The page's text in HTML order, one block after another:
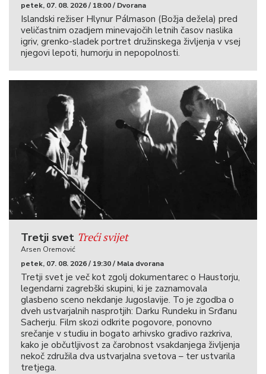
petek, 07. 08. 2026 / 18:00 / Dvorana
Islandski režiser Hlynur Pálmason (Božja dežela) pred
veličastnim ozadjem minevajočih letnih časov naslika
igriv, grenko-sladek portret družinskega življenja v vsej
njegovi lepoti, humorju in nepopolnosti.
Tretji svet Treći svijet
Arsen Oremović
petek, 07. 08. 2026 / 19:30 / Mala dvorana
Tretji svet je več kot zgolj dokumentarec o Haustorju,
legendarni zagrebški skupini, ki je zaznamovala
glasbeno sceno nekdanje Jugoslavije. To je zgodba o
dveh ustvarjalnih nasprotjih: Darku Rundeku in Srđanu
Sacherju. Film skozi odkrite pogovore, ponovno
srečanje v studiu in bogato arhivsko gradivo razkriva,
kako je občutljivost za čarobnost vsakdanjega življenja
nekoč združila dva ustvarjalna svetova – ter ustvarila
tretjega.